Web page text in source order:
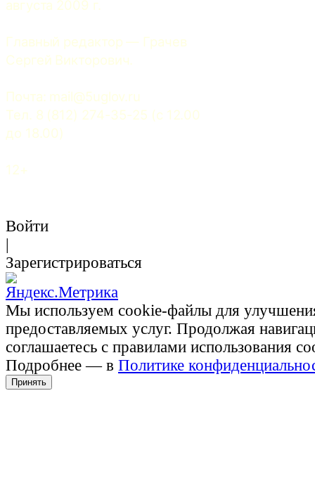
августа 2009 г.
Главный редактор — Грачев
Сергей Викторович.
Почта: mail@5uglov.ru
Тел. 8 (812) 274-35-25 (c 12.00
до 18.00)
12+
Войти
|
Зарегистрироваться
Мы используем cookie-файлы для
предоставляемых услуг. Продолжая
соглашаетесь с правилами использования
Подробнее — в Политике
Принять